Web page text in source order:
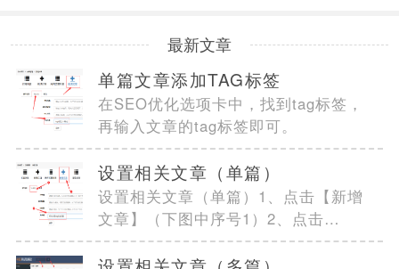
最新文章
单篇文章添加TAG标签
在SEO优化选项卡中，找到tag标签，
再输入文章的tag标签即可。
设置相关文章（单篇）
设置相关文章（单篇）1、点击【新增
文章】（下图中序号1）2、点击
【SEO优化】选项卡（下...